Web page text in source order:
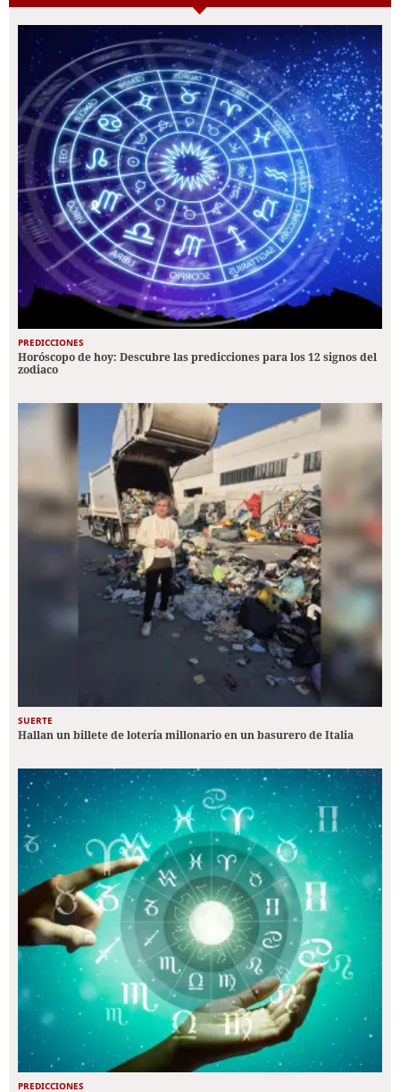
PREDICCIONES
Horóscopo de hoy: Descubre las predicciones para los 12 signos del
zodiaco
SUERTE
Hallan un billete de lotería millonario en un basurero de Italia
PREDICCIONES